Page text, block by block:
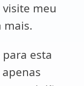
meu
mais.
esta